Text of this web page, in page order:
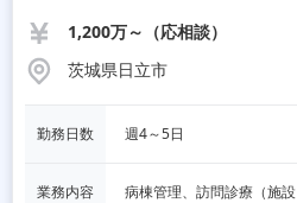
1,200万～（応相談）
茨城県日立市
勤務日数 週4～5日
業務内容 病棟管理、訪問診療（施